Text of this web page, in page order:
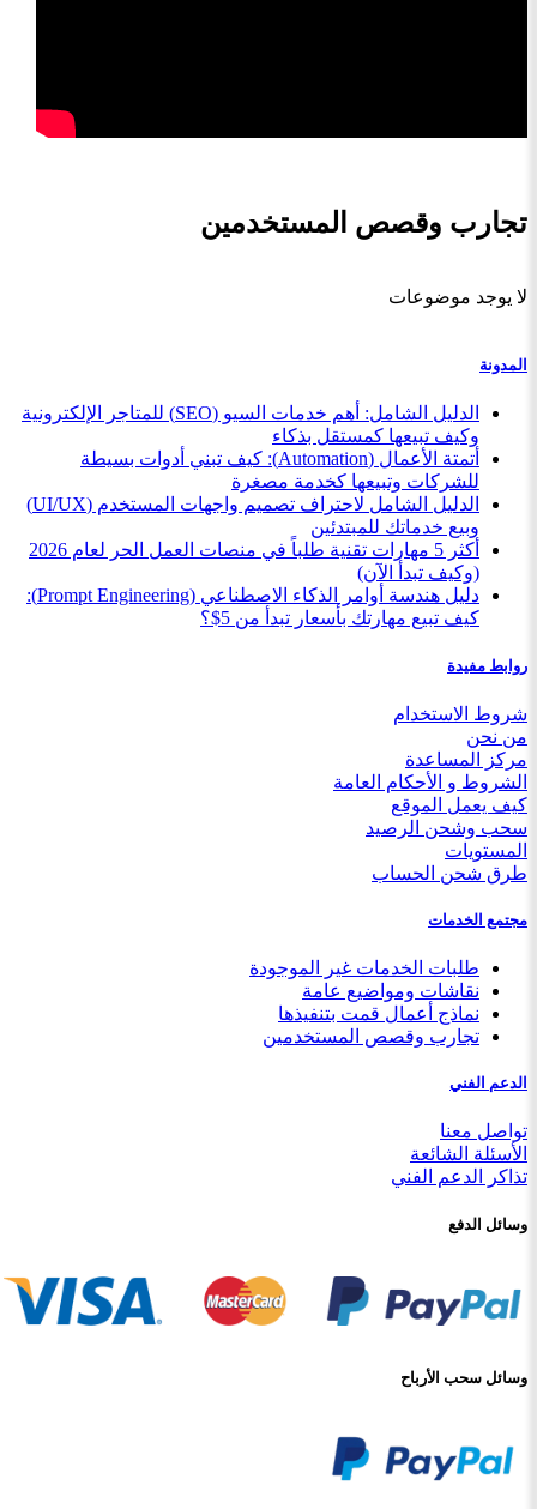
تجارب وقصص المستخدمين
لا يوجد موضوعات
المدونة
الدليل الشامل: أهم خدمات السيو (SEO) للمتاجر الإلكترونية
وكيف تبيعها كمستقل بذكاء
أتمتة الأعمال (Automation): كيف تبني أدوات بسيطة
للشركات وتبيعها كخدمة مصغرة
الدليل الشامل لاحتراف تصميم واجهات المستخدم (UI/UX)
وبيع خدماتك للمبتدئين
أكثر 5 مهارات تقنية طلباً في منصات العمل الحر لعام 2026
(وكيف تبدأ الآن)
دليل هندسة أوامر الذكاء الاصطناعي (Prompt Engineering):
كيف تبيع مهارتك بأسعار تبدأ من 5$؟
روابط مفيدة
شروط الاستخدام
من نحن
مركز المساعدة
الشروط و الأحكام العامة
كيف يعمل الموقع
سحب وشحن الرصيد
المستويات
طرق شحن الحساب
مجتمع الخدمات
طلبات الخدمات غير الموجودة
نقاشات ومواضيع عامة
نماذج أعمال قمت بتنفيذها
تجارب وقصص المستخدمين
الدعم الفني
تواصل معنا
الأسئلة الشائعة
تذاكر الدعم الفني
وسائل الدفع
وسائل سحب الأرباح